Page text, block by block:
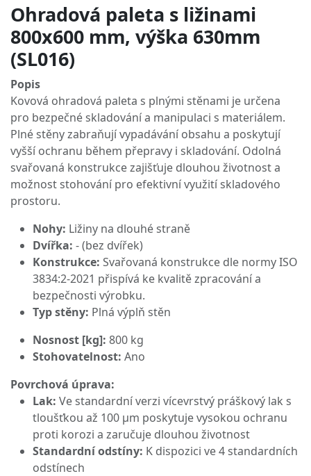
Ohradová paleta s ližinami
800x600 mm, výška 630mm
(SL016)
Popis
Kovová ohradová paleta s plnými stěnami je určena
pro bezpečné skladování a manipulaci s materiálem.
Plné stěny zabraňují vypadávání obsahu a poskytují
vyšší ochranu během přepravy i skladování. Odolná
svařovaná konstrukce zajišťuje dlouhou životnost a
možnost stohování pro efektivní využití skladového
prostoru.
Nohy: Ližiny na dlouhé straně
Dvířka: - (bez dvířek)
Konstrukce: Svařovaná konstrukce dle normy ISO
3834:2-2021 přispívá ke kvalitě zpracování a
bezpečnosti výrobku.
Typ stěny: Plná výplň stěn
Nosnost [kg]: 800 kg
Stohovatelnost: Ano
Povrchová úprava:
Lak: Ve standardní verzi vícevrstvý práškový lak s
tloušťkou až 100 μm poskytuje vysokou ochranu
proti korozi a zaručuje dlouhou životnost
Standardní odstíny: K dispozici ve 4 standardních
odstínech